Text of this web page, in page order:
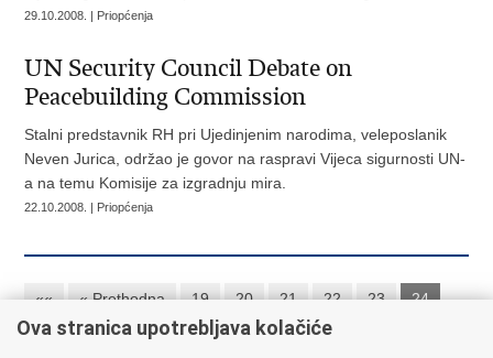
29.10.2008. | Priopćenja
UN Security Council Debate on
Peacebuilding Commission
Stalni predstavnik RH pri Ujedinjenim narodima, veleposlanik
Neven Jurica, održao je govor na raspravi Vijeca sigurnosti UN-
a na temu Komisije za izgradnju mira.
22.10.2008. | Priopćenja
«« « Prethodna 19 20 21 22 23
24
25
26 27 28 Sljedeća » »»
Ova stranica upotrebljava kolačiće